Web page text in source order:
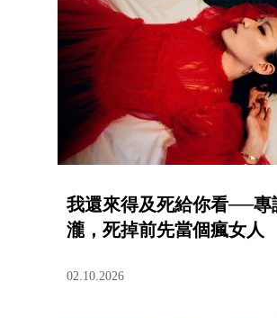
我還來得及死給你看──專
瀧，死掉前先當個瘋女人
02.10.2026